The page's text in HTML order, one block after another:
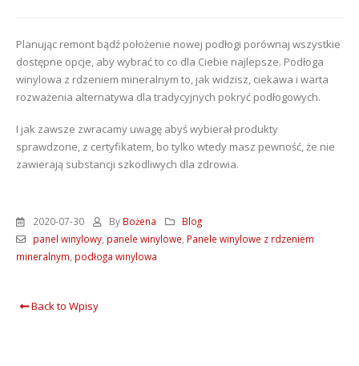
Planując remont bądź położenie nowej podłogi porównaj wszystkie
dostępne opcje, aby wybrać to co dla Ciebie najlepsze. Podłoga
winylowa z rdzeniem mineralnym to, jak widzisz, ciekawa i warta
rozważenia alternatywa dla tradycyjnych pokryć podłogowych.
I jak zawsze zwracamy uwagę abyś wybierał produkty
sprawdzone, z certyfikatem, bo tylko wtedy masz pewność, że nie
zawierają substancji szkodliwych dla zdrowia.
2020-07-30 By Bożena
Blog
panel winylowy, panele winylowe Panele winylowe z rdzeniem
mineralnym podłoga winylowa
Back to Wpisy